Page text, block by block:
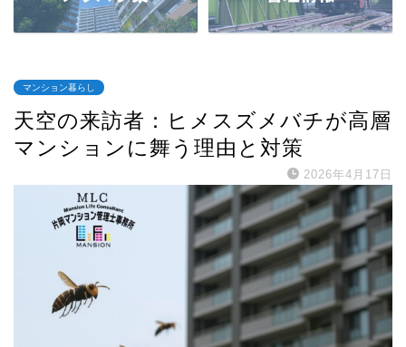
マンション暮らし
天空の来訪者：ヒメスズメバチが高層
マンションに舞う理由と対策
2026年4月17日